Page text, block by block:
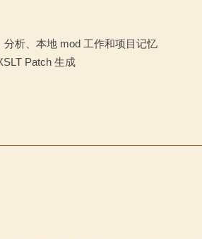
析、本地 mod 工作和项目记忆
Patch 生成